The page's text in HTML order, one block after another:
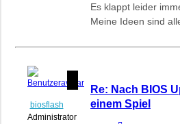
Es klappt leider
Meine Ideen sind
biosflash
Administrator
Re: Nach BIOS
einem Spiel